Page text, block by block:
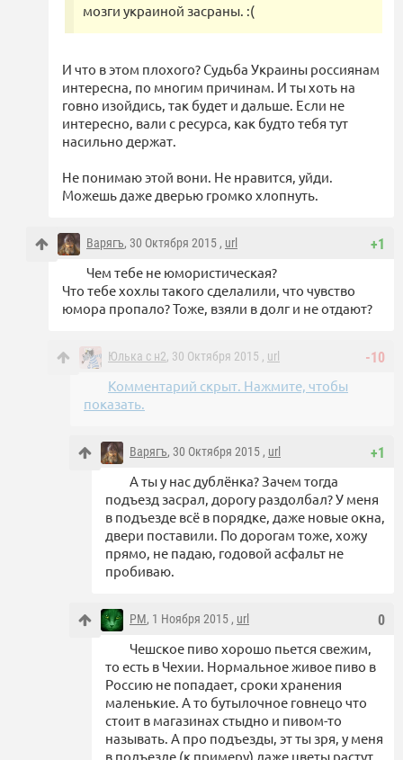
мозги украиной засраны. :(
И что в этом плохого? Судьба Украины россиянам
интересна, по многим причинам. И ты хоть на
говно изойдись, так будет и дальше. Если не
интересно, вали с ресурса, как будто тебя тут
насильно держат.
Не понимаю этой вони. Не нравится, уйди.
Можешь даже дверью громко хлопнуть.
+1
Варягъ, 30 Октября 2015 , url
Чем тебе не юмористическая?
Что тебе хохлы такого сделалили, что чувство
юмора пропало? Тоже, взяли в долг и не отдают?
-10
Юлька с н2, 30 Октября 2015 , url
Комментарий скрыт. Нажмите, чтобы
показать.
+1
Варягъ, 30 Октября 2015 , url
А ты у нас дублёнка? Зачем тогда
подъезд засрал, дорогу раздолбал? У меня
в подъезде всё в порядке, даже новые окна,
двери поставили. По дорогам тоже, хожу
прямо, не падаю, годовой асфальт не
пробиваю.
0
PM, 1 Ноября 2015 , url
Чешское пиво хорошо пьется свежим,
то есть в Чехии. Нормальное живое пиво в
Россию не попадает, сроки хранения
маленькие. А то бутылочное говнецо что
стоит в магазинах стыдно и пивом-то
называть. А про подъезды, эт ты зря, у меня
в подъезде (к примеру) даже цветы растут.